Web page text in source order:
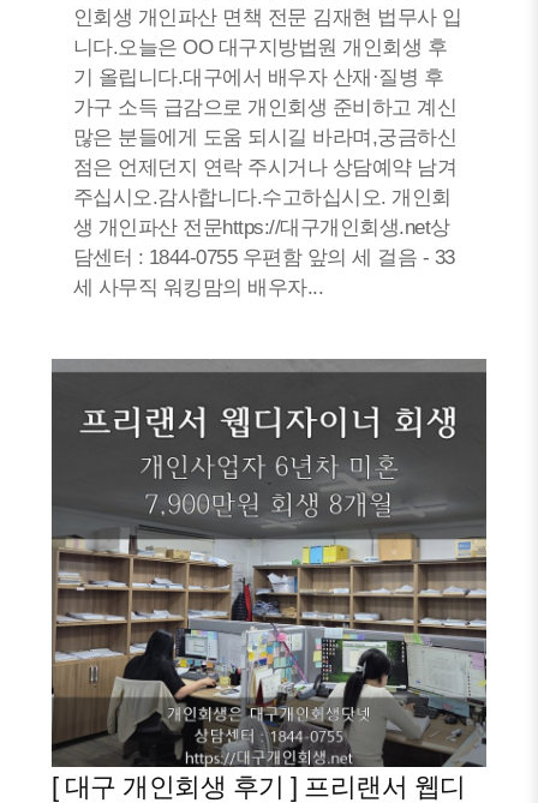
인회생 개인파산 면책 전문 김재현 법무사 입
니다.오늘은 OO 대구지방법원 개인회생 후
기 올립니다.대구에서 배우자 산재·질병 후
가구 소득 급감으로 개인회생 준비하고 계신
많은 분들에게 도움 되시길 바라며,궁금하신
점은 언제던지 연락 주시거나 상담예약 남겨
주십시오.감사합니다.수고하십시오. 개인회
생 개인파산 전문https://대구개인회생.net상
담센터 : 1844-0755 우편함 앞의 세 걸음 - 33
세 사무직 워킹맘의 배우자...
[ 대구 개인회생 후기 ] 프리랜서 웹디